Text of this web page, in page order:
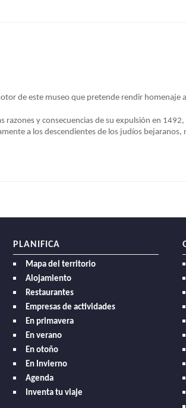
de este museo que pretende rendir homenaje
y consecuencias de su expulsión en
a los descendientes de los judíos bejaranos,
PLANIFICA
Mapa del territorio
Alojamiento
Restaurantes
Empresas de actividades
En primavera
En verano
En otoño
En Invierno
Agenda
Inventa tu viaje